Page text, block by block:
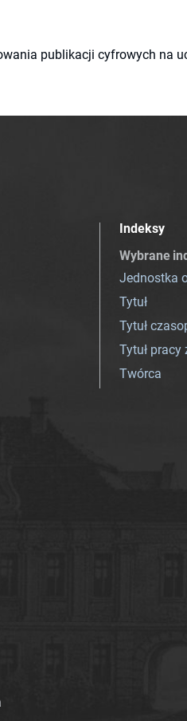
publikacji cyfrowych na
Indeksy
Wybrane
Jednostka
Tytuł
Tytuł
Tytuł pracy
Twórca